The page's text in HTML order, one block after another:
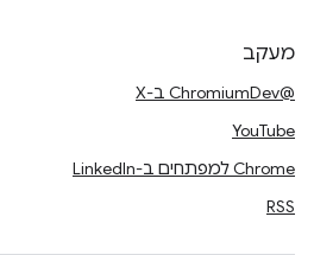
מעקב
@ChromiumDev ב-X
YouTube
Chrome למפתחים ב-LinkedIn
RSS